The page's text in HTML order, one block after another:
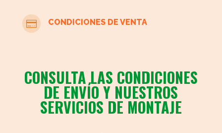
 CONDICIONES DE VENTA
CONSULTA LAS CONDICIONES
DE ENVÍO Y NUESTROS
SERVICIOS DE MONTAJE